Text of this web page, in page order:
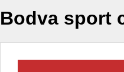
Bodva sport